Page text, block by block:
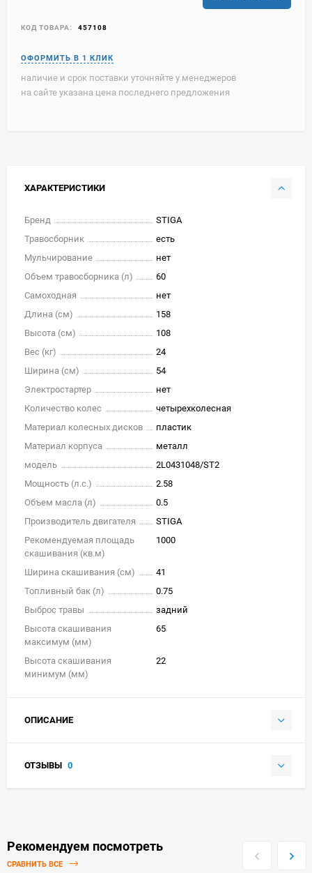
КОД ТОВАРА: 457108
наличие и срок поставки уточняйте у менеджеров
на сайте указана цена последнего предложения
ХАРАКТЕРИСТИКИ
Бренд
STIGA
Травосборник
есть
Мульчирование
нет
Объем травосборника (л)
60
Самоходная
нет
Длина (см)
158
Высота (см)
108
Вес (кг)
24
Ширина (см)
54
Электростартер
нет
Количество колес
четырехколесная
Материал колесных дисков
пластик
Материал корпуса
металл
модель
2L0431048/ST2
Мощность (л.с.)
2.58
Объем масла (л)
0.5
Производитель двигателя
STIGA
Рекомендуемая площадь
скашивания (кв.м)
1000
Ширина скашивания (см)
41
Топливный бак (л)
0.75
Выброс травы
задний
Высота скашивания
максимум (мм)
65
Высота скашивания
минимум (мм)
22
ОПИСАНИЕ
ОТЗЫВЫ 0
Рекомендуем посмотреть
СРАВНИТЬ ВСЕ